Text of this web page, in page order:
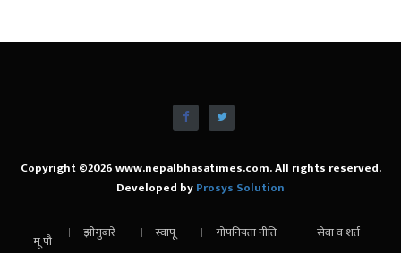
Copyright ©2026 www.nepalbhasatimes.com. All rights reserved.
Developed byProsys Solution
मू पौ झीगुबारे स्वापू गोपनियता नीति सेवा व शर्त